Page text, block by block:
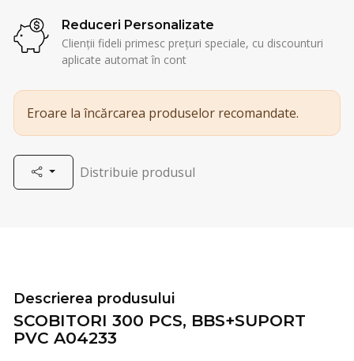
Reduceri Personalizate
Clienții fideli primesc prețuri speciale, cu discounturi
aplicate automat în cont
Eroare la încărcarea produselor recomandate.
Distribuie produsul
Descrierea produsului
SCOBITORI 300 PCS, BBS+SUPORT
PVC A04233